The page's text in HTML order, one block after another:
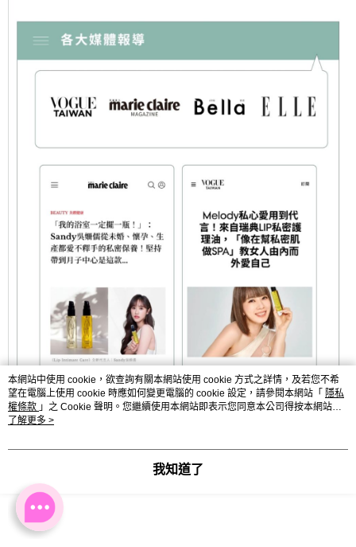
本網站中使用 cookie，欲查詢有關本網站使用 cookie 方式之詳情，及若您不希
望在電腦上使用 cookie 時應如何變更電腦的 cookie 設定，請參閱本網站「 隱私
權條款 」之 Cookie 聲明。您繼續使用本網站即表示您同意本公司得按本網站使
用條款之 Cookie 聲明使用 cookie。
了解更多 >
我知道了